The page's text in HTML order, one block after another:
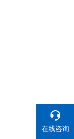
在线咨询